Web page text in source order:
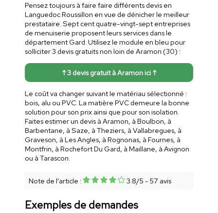
Pensez toujours à faire faire différents devis en
Languedoc Roussillon en vue de dénicher le meilleur
prestataire. Sept cent quatre-vingt-sept entreprises
de menuiserie proposent leurs services dans le
département Gard. Utilisez le module en bleu pour
solliciter 3 devis gratuits non loin de Aramon (30) :
↑ 3 devis gratuit à Aramon ici ↑
Le coût va changer suivant le matériau sélectionné :
bois, alu ou PVC. La matière PVC demeure la bonne
solution pour son prix ainsi que pour son isolation.
Faites estimer un devis à Aramon, à Boulbon, à
Barbentane, à Saze, à Theziers, à Vallabregues, à
Graveson, à Les Angles, à Rognonas, à Fournes, à
Montfrin, à Rochefort Du Gard, à Maillane, à Avignon
ou à Tarascon.
Note de l'article : 3.8/5 - 57 avis
Exemples de demandes